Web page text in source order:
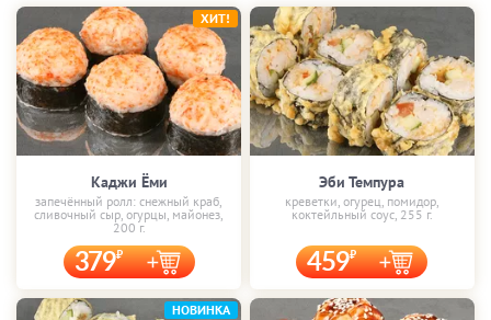
Каджи Ёми
запечённый ролл: снежный краб,
сливочный сыр, огурцы, майонез,
200 г.
379
ХИТ!
Эби Темпура
креветки, огурец, помидор,
коктейльный соус, 255 г.
459
НОВИНКА